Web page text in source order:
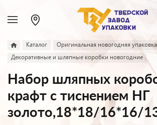
Каталог
Оригинальная новогодняя упаковка
Декоративные и шляпные коробки новогодние
Набор шляпных
крафт с тиснением НГ
золото,18*18/16*16/